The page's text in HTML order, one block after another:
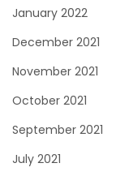
January 2022
December 2021
November 2021
October 2021
September 2021
July 2021